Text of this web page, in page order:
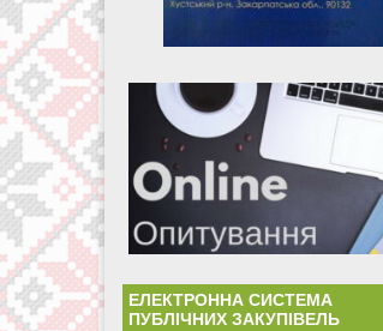
ЕЛЕКТРОННА СИСТЕМА
ПУБЛІЧНИХ ЗАКУПІВЕЛЬ